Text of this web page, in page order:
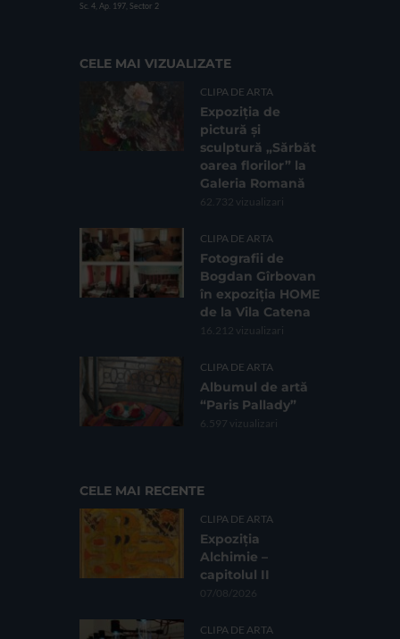
Sc. 4, Ap. 197, Sector 2
CELE MAI VIZUALIZATE
CLIPA DE ARTA
Expoziția de
pictură și
sculptură „Sărbăt
oarea florilor” la
Galeria Romană
62.732 vizualizari
CLIPA DE ARTA
Fotografii de
Bogdan Gîrbovan
în expoziția HOME
de la Vila Catena
16.212 vizualizari
CLIPA DE ARTA
Albumul de artă
“Paris Pallady”
6.597 vizualizari
CELE MAI RECENTE
CLIPA DE ARTA
Expoziția
Alchimie –
capitolul II
07/08/2026
CLIPA DE ARTA